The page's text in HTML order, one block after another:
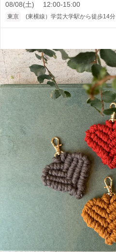
08/08(土) 12:00-15:00
東京 (東横線）学芸大学駅から徒歩14分